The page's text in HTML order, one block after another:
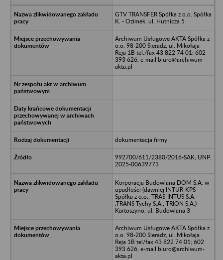
GTV TRANSFER Spółka z o.o. Spółka
K. - Ozimek, ul. Hutnicza 5
Archiwum Usługowe AKTA Spółka z
o.o. 98-200 Sieradz, ul. Mikołaja
Reja 1B tel./fax 43 822 74 01; 602
393 626, e-mail biuro@archiwum-
akta.pl
dokumentacja firmy
992700/611/2380/2016-SAK; UNP:
2025-00639773
Korporacja Budowlana DOM S.A. w
upadłości (dawniej INTUR-KPS
Spółka z o.o., TRAS-INTUS S.A.
,TRANS Tychy S.A., TRION S.A.)
Kartoszyno, ul. Budowlana 3
Archiwum Usługowe AKTA Spółka z
o.o. 98-200 Sieradz, ul. Mikołaja
Reja 1B tel/fax 43 822 74 01; 602
393 626, e-mail biuro@archiwum-
akta.pl